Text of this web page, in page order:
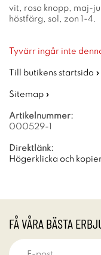
vit, rosa knopp, maj-
höstfärg, sol, zon 1-4.
Tyvärr ingår inte
Till butikens startsida »
Sitemap »
Artikelnummer:
000529-1
Direktlänk:
Högerklicka och
FÅ VÅRA BÄSTA